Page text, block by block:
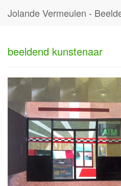
beeldend kunstenaar